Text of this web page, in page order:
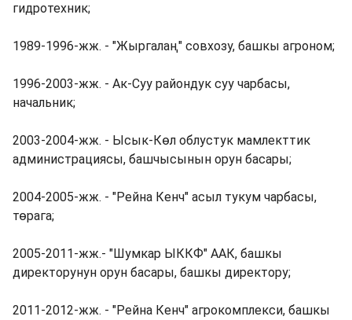
гидротехник;
1989-1996-жж. - "Жыргалаң" совхозу, башкы агроном;
1996-2003-жж. - Ак-Суу райондук суу чарбасы,
начальник;
2003-2004-жж. - Ысык-Көл облустук мамлекттик
администрациясы, башчысынын орун басары;
2004-2005-жж. - "Рейна Кенч" асыл тукум чарбасы,
төрага;
2005-2011-жж.- "Шумкар ЫККФ" ААК, башкы
директорунун орун басары, башкы директору;
2011-2012-жж. - "Рейна Кенч" агрокомплекси, башкы